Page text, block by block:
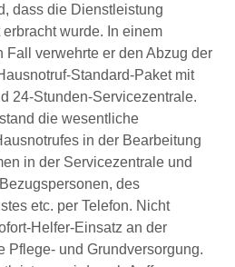
dass die Dienstleistung
wurde. In einem
Fall verwehrte er den Abzug der
Standard-Paket mit
24-Stunden-Servicezentrale.
die wesentliche
in der Bearbeitung
in der Servicezentrale und
des
etc. per Telefon. Nicht
Helfer-Einsatz an der
Pflege- und Grundversorgung.